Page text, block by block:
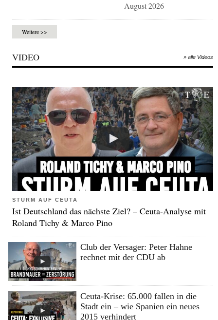
August 2026
Weitere >>
VIDEO » alle Videos
STURM AUF CEUTA
Ist Deutschland das nächste Ziel? – Ceuta-Analyse mit
Roland Tichy & Marco Pino
Club der Versager: Peter Hahne
rechnet mit der CDU ab
Ceuta-Krise: 65.000 fallen in die
Stadt ein – wie Spanien ein neues
2015 verhindert